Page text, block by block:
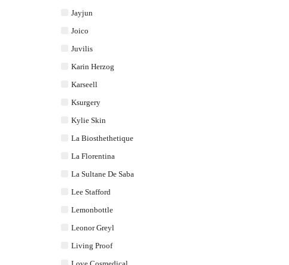
Jayjun
Joico
Juvilis
Karin Herzog
Karseell
Ksurgery
Kylie Skin
La Biosthethetique
La Florentina
La Sultane De Saba
Lee Stafford
Lemonbottle
Leonor Greyl
Living Proof